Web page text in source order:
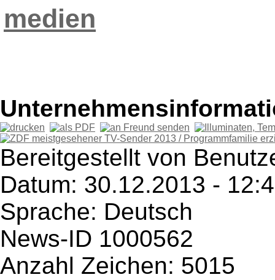
medien
Bereitgestellt von
Datum: 30.12.2013 -
Sprache: Deutsch
News-ID 1000562
Anzahl Zeichen: 5015